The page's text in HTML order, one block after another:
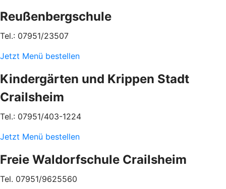
Reußenbergschule
Tel.: 07951/23507
Jetzt Menü bestellen
Kindergärten und Krippen Stadt
Crailsheim
Tel.: 07951/403-1224
Jetzt Menü bestellen
Freie Waldorfschule Crailsheim
Tel. 07951/9625560